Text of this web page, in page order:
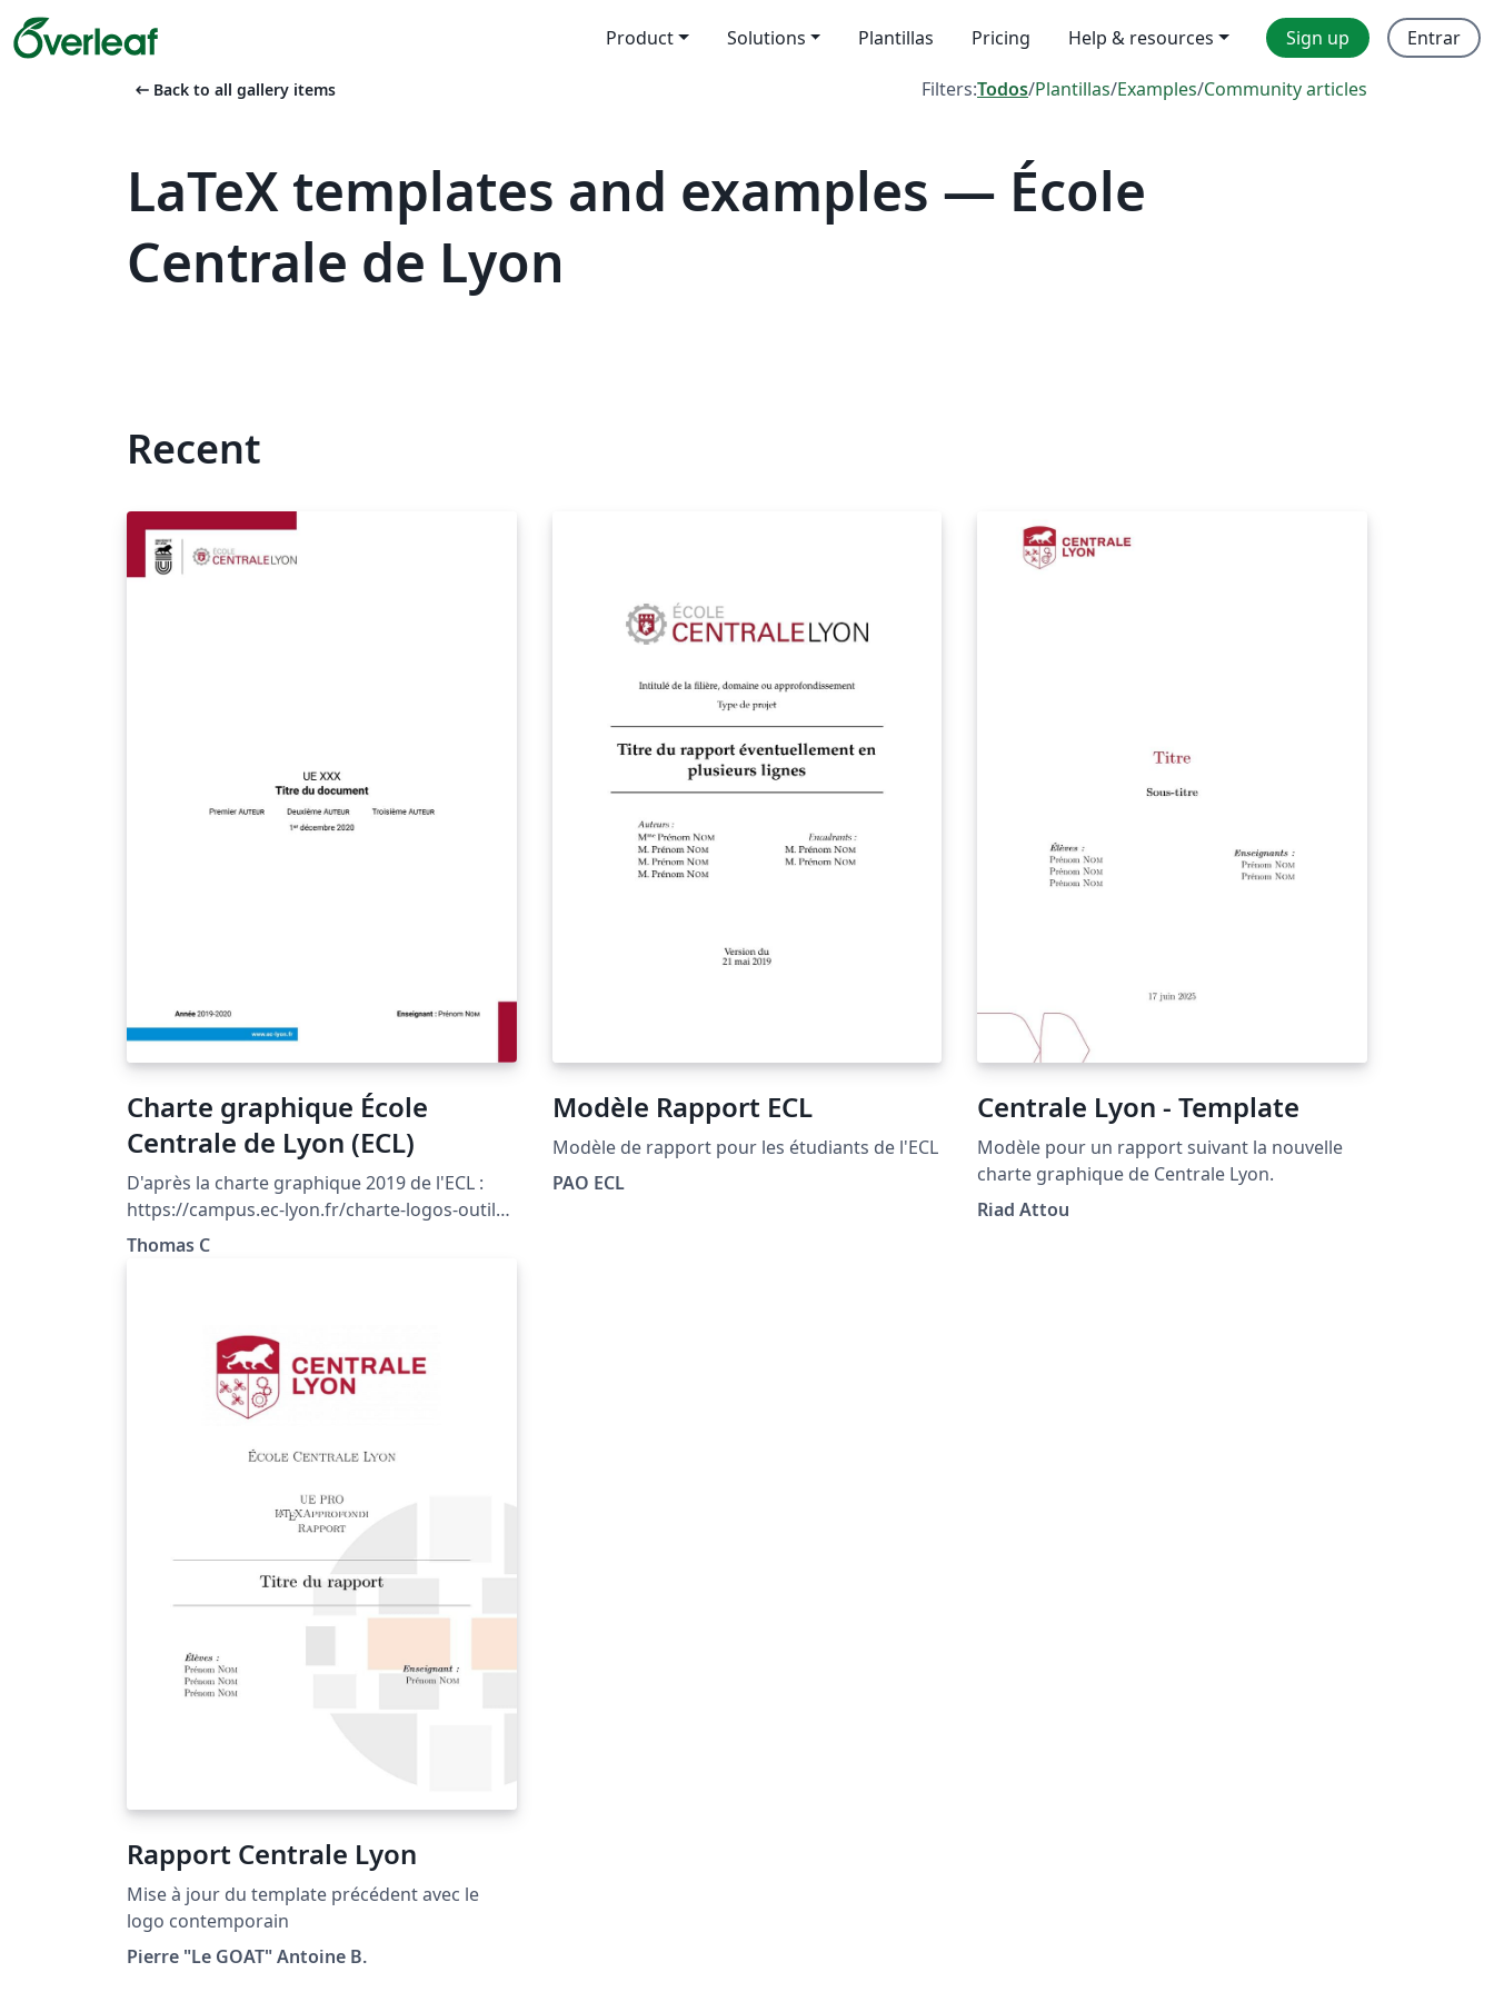
Product Solutions Plantillas Pricing Help & resources Sign up Entrar
arrow_left_alt Back to all gallery items Filters:Todos/Plantillas/Examples/Community articles
LaTeX templates and examples — École
Centrale de Lyon
Recent
Charte graphique École
Centrale de Lyon (ECL)
D'après la charte graphique 2019 de l'ECL :
https://campus.ec-lyon.fr/charte-logos-outils-
4788.kjsp?RF=1460981314923
Thomas C
Modèle Rapport ECL
Modèle de rapport pour les étudiants de l'ECL
PAO ECL
Centrale Lyon - Template
Modèle pour un rapport suivant la nouvelle
charte graphique de Centrale Lyon.
Riad Attou
Rapport Centrale Lyon
Mise à jour du template précédent avec le
logo contemporain
Pierre "Le GOAT" Antoine B.